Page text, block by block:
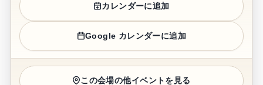
カレンダーに追加
Google カレンダーに追加
この会場の他イベントを見る